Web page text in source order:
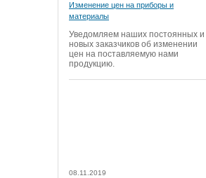
Изменение цен на приборы и
материалы
Уведомляем наших постоянных и
новых заказчиков об изменении
цен на поставляемую нами
продукцию.
08.11.2019